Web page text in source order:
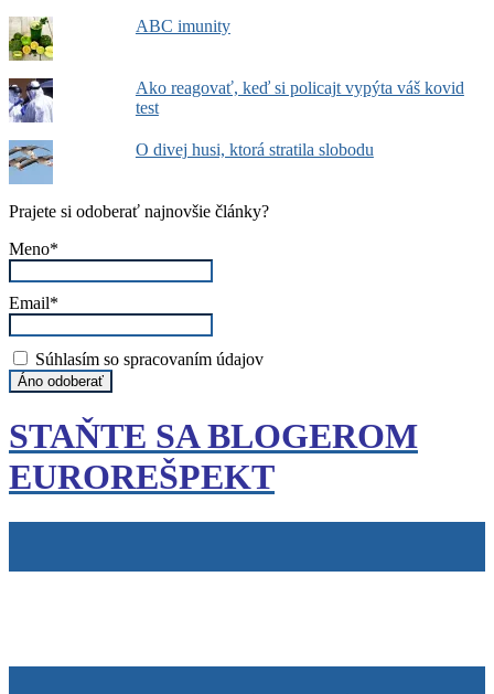
ABC imunity
Ako reagovať, keď si policajt vypýta váš kovid
test
O divej husi, ktorá stratila slobodu
Prajete si odoberať najnovšie články?
Meno*
Email*
Súhlasím so spracovaním údajov
STAŇTE SA BLOGEROM
EUROREŠPEKT